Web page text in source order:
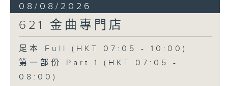
08/08/2026
621 金曲專門店
足本 Full (HKT 07:05 - 10:00)
第一部份 Part 1 (HKT 07:05 -
08:00)